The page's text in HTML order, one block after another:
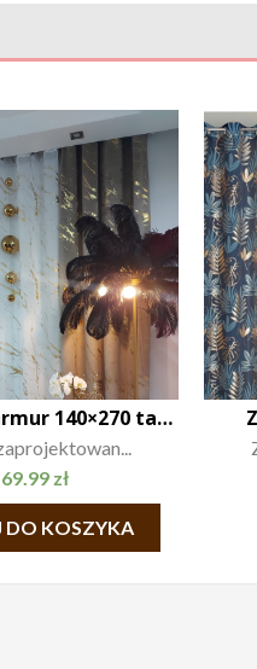
Zasłona Marmur 140×270 taśma
69.99 zł
DO KOSZYKA